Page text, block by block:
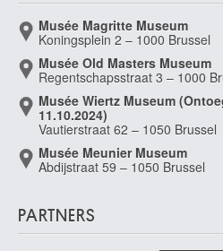
Musée Magritte Museum
Koningsplein 2 – 1000 Brussel
Musée Old Masters Museum
Regentschapsstraat 3 – 1000
Musée Wiertz Museum
11.10.2024)
Vautierstraat 62 – 1050 Brussel
Musée Meunier Museum
Abdijstraat 59 – 1050 Brussel
PARTNERS